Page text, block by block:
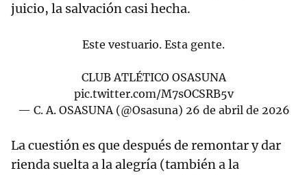
juicio, la salvación casi hecha.
Este vestuario. Esta gente.
CLUB ATLÉTICO OSASUNA
pic.twitter.com/M7sOCSRB5v
— C. A. OSASUNA (@Osasuna) 26 de abril de 2026
La cuestión es que después de remontar y dar
rienda suelta a la alegría (también a la